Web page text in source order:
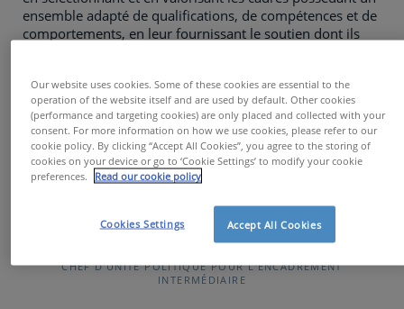
ensemble adapté de qualifications, de compétences et de
comportements, en leur fournissant le soutien dont ils
horizons et d’explorer de nouveaux domaines.
L’unité chargée de la politique pour
l’encadrement intermédiaire recherchait une
solution qui intègre la sélection et la formation.
CHEF D'UNITÉ POLITIQUE POUR L'ENCADREMENT
INTERMÉDIAIRE
Our website uses cookies. Some of these cookies are essential to the
operation of the website itself and are used by default. Other cookies
(performance and targeting cookies) are only placed and collected with your
consent. For more information on how we use cookies, please refer to our
cookie policy. By clicking “Accept All Cookies”, you agree to the storing of
cookies on your device or go to ‘Cookie Settings’ to modify your cookie
preferences.
Read our cookie policy
Accept All Cookies
Cookies Settings